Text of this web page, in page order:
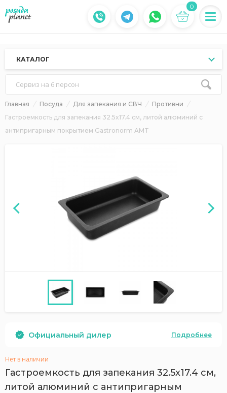
0
КАТАЛОГ
Сервиз на 6 персон
Главная Посуда Для запекания и СВЧ
Противни
Гастроемкость для запекания 32.5x17.4 см, литой алюминий с
антипригарным покрытием Gastronorm AMT
Официальный дилер Подробнее
Нет в наличии
Гастроемкость для запекания 32.5x17.4 см,
литой алюминий с антипригарным